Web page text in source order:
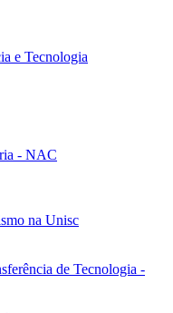
e Tecnologia
- NAC
na Unisc
de Tecnologia -